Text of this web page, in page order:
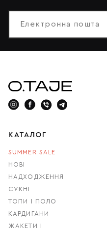
КАТАЛОГ
SUMMER SALE
НОВІ
НАДХОДЖЕННЯ
СУКНІ
ТОПИ І ПОЛО
КАРДИГАНИ
ЖАКЕТИ І